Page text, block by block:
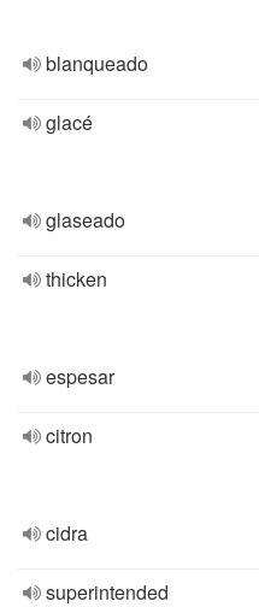
blanqueado
glacé
glaseado
thicken
espesar
citron
cidra
superintended